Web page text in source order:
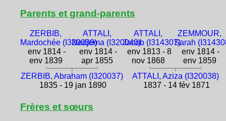
Parents et grand-parents
ZERBIB,
Mardochée (I320039)
env 1814 -
env 1839
ATTALI,
Nedjema (I320040)
env 1814 -
apr 1855
ATTALI,
Jacob (I314307)
env 1813 - 8
nov 1868
ZEMMOUR,
Sarah
env 1814 -
env 1859
ZERBIB, Abraham (I320037)
1835 - 19 jan 1890
ATTALI, Aziza (I320038)
1837 - 14 fév 1871
Frères et sœurs